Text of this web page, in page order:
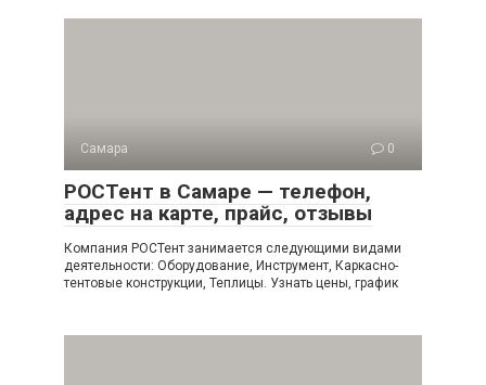
Самара 0
РОСТент в Самаре — телефон,
адрес на карте, прайс, отзывы
Компания РОСТент занимается следующими видами
деятельности: Оборудование, Инструмент, Каркасно-
тентовые конструкции, Теплицы. Узнать цены, график